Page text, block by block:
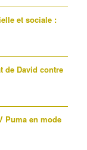
et sociale :
de David contre
Puma en mode